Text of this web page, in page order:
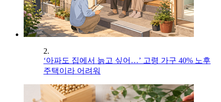
2.
‘아파도 집에서 늙고 싶어…’ 고령 가구 40% 노후
주택이라 어려워